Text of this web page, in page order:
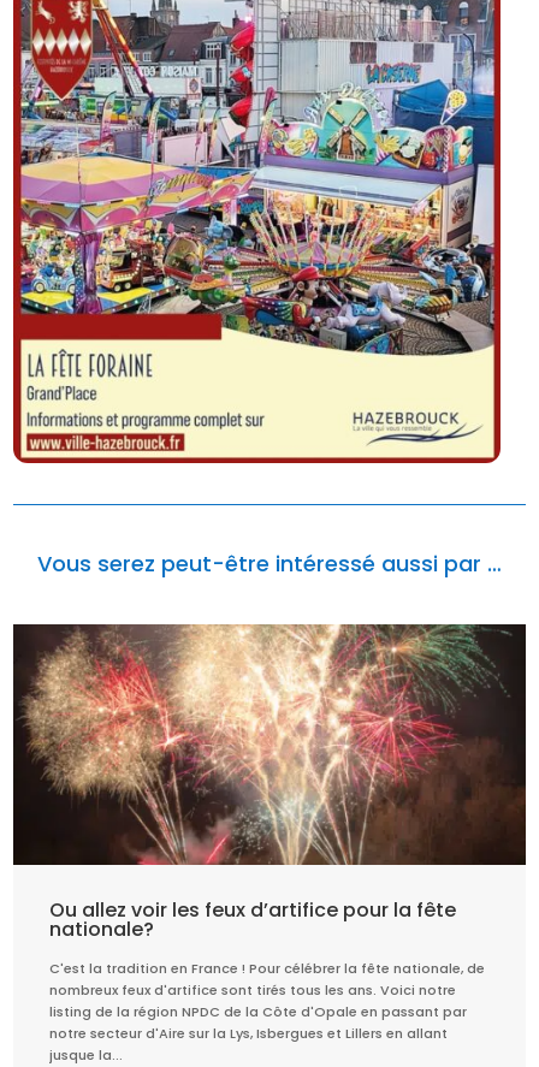
Vous serez peut-être intéressé aussi par …
Ou allez voir les feux d’artifice pour la fête
nationale?
C'est la tradition en France ! Pour célébrer la fête nationale, de
nombreux feux d'artifice sont tirés tous les ans. Voici notre
listing de la région NPDC de la Côte d'Opale en passant par
notre secteur d'Aire sur la Lys, Isbergues et Lillers en allant
jusque la...